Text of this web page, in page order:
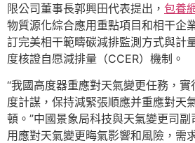
限公司董事長郭興田代表提出， 包養
物質源化綜合應用重點項目和相干企
訂完美相干範疇碳減排監測方式與計
度核證自愿減排量（CCER）機制。
“我國高度器重應對天氣變更任務，
度計謀，保持減緊張順應并重應對天
頓。”中國景象局科技與天氣變更司
用應對天氣變更晦氣影響和風險，需